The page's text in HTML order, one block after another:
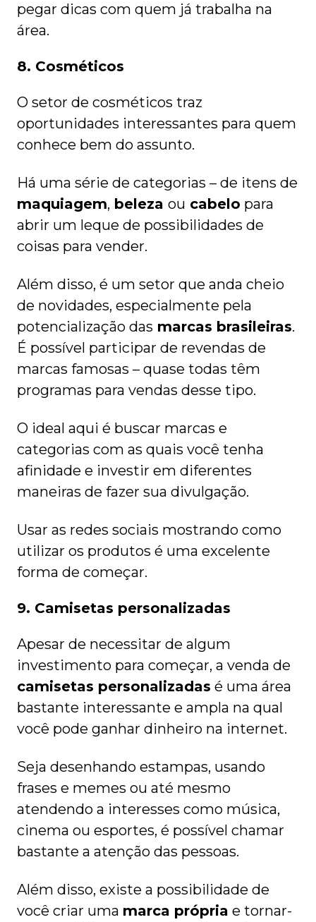
pegar dicas com quem já trabalha na
área.
8. Cosméticos
O setor de cosméticos traz
oportunidades interessantes para quem
conhece bem do assunto.
Há uma série de categorias – de itens de
maquiagem, beleza ou cabelo para
abrir um leque de possibilidades de
coisas para vender.
Além disso, é um setor que anda cheio
de novidades, especialmente pela
potencialização das marcas brasileiras.
É possível participar de revendas de
marcas famosas – quase todas têm
programas para vendas desse tipo.
O ideal aqui é buscar marcas e
categorias com as quais você tenha
afinidade e investir em diferentes
maneiras de fazer sua divulgação.
Usar as redes sociais mostrando como
utilizar os produtos é uma excelente
forma de começar.
9. Camisetas personalizadas
Apesar de necessitar de algum
investimento para começar, a venda de
camisetas personalizadas é uma área
bastante interessante e ampla na qual
você pode ganhar dinheiro na internet.
Seja desenhando estampas, usando
frases e memes ou até mesmo
atendendo a interesses como música,
cinema ou esportes, é possível chamar
bastante a atenção das pessoas.
Além disso, existe a possibilidade de
você criar uma marca própria e tornar-